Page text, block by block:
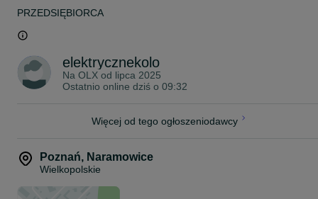
PRZEDSIĘBIORCA
elektrycznekolo
Na OLX od lipca 2025
Ostatnio online dziś o 09:32
Więcej od tego ogłoszeniodawcy
Poznań, Naramowice
Wielkopolskie